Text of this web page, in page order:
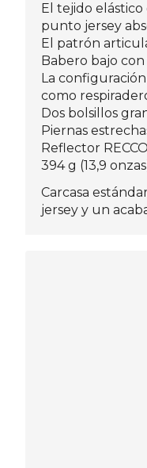
El tejido
punto jersey
El patrón
Babero bajo
La
como
Dos bolsillos
Piernas
Reflector
394 g (13,9
Carcasa
jersey y un